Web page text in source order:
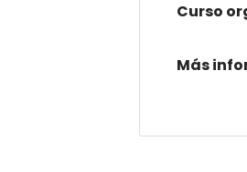
Curso
Más